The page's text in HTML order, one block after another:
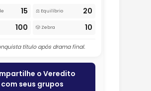
15 ⚖️ Equilíbrio 20
100 🎲 Zebra 10
título após drama final.
o Veredito
com seus grupos